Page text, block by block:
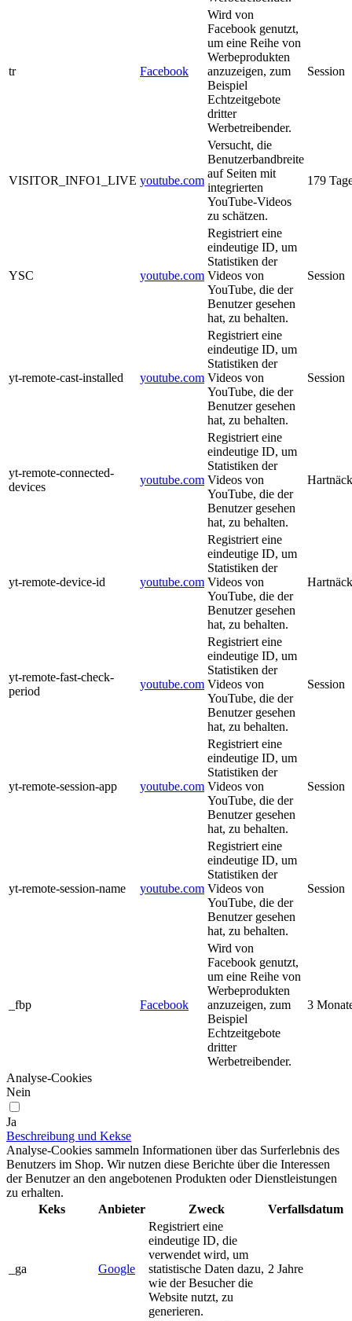
tr Facebook
Wird von
Facebook genutzt,
um eine Reihe von
Werbeprodukten
anzuzeigen, zum
Beispiel
Echtzeitgebote
dritter
Werbetreibender.
Session
VISITOR_INFO1_LIVE youtube.com
Versucht, die
Benutzerbandbreite
auf Seiten mit
integrierten
YouTube-Videos
zu schätzen.
179
YSC youtube.com
Registriert eine
eindeutige ID, um
Statistiken der
Videos von
YouTube, die der
Benutzer gesehen
hat, zu behalten.
Session
yt-remote-cast-installed youtube.com
Registriert eine
eindeutige ID, um
Statistiken der
Videos von
YouTube, die der
Benutzer gesehen
hat, zu behalten.
Session
yt-remote-connected-
devices
youtube.com
Registriert eine
eindeutige ID, um
Statistiken der
Videos von
YouTube, die der
Benutzer gesehen
hat, zu behalten.
yt-remote-device-id youtube.com
Registriert eine
eindeutige ID, um
Statistiken der
Videos von
YouTube, die der
Benutzer gesehen
hat, zu behalten.
yt-remote-fast-check-
period
youtube.com
Registriert eine
eindeutige ID, um
Statistiken der
Videos von
YouTube, die der
Benutzer gesehen
hat, zu behalten.
Session
yt-remote-session-app youtube.com
Registriert eine
eindeutige ID, um
Statistiken der
Videos von
YouTube, die der
Benutzer gesehen
hat, zu behalten.
Session
yt-remote-session-name youtube.com
Registriert eine
eindeutige ID, um
Statistiken der
Videos von
YouTube, die der
Benutzer gesehen
hat, zu behalten.
Session
_fbp Facebook
Wird von
Facebook genutzt,
um eine Reihe von
Werbeprodukten
anzuzeigen, zum
Beispiel
Echtzeitgebote
dritter
Werbetreibender.
3
Analyse-Cookies
Nein
Ja
Beschreibung und Kekse
Analyse-Cookies sammeln Informationen über das Surferlebnis des
Benutzers im Shop. Wir nutzen diese Berichte über die Interessen
der Benutzer an den angebotenen Produkten oder Dienstleistungen
zu erhalten.
Keks
Anbieter Zweck Verfallsdatum
_ga Google
Registriert eine
eindeutige ID, die
verwendet wird, um
statistische Daten dazu,
wie der Besucher die
Website nutzt, zu
generieren.
2 Jahre